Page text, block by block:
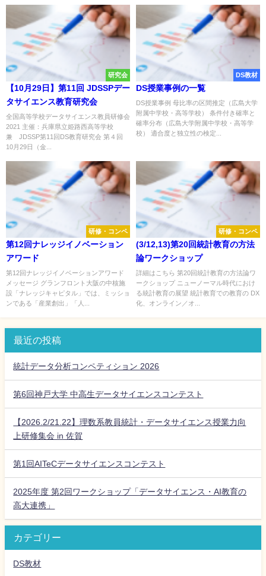
研究会
【10月29日】第11回 JDSSPデー
タサイエンス教育研究会
全国高等学校データサイエンス教員研修会
2021 主催：兵庫県立姫路西高等学校
兼 JDSSP第11回DS教育研究会 第４回
10月29日（金...
DS教材
DS授業事例の一覧
DS授業事例 母比率の区間推定（広島大学
附属中学校・高等学校） 条件付き確率と
確率分布（広島大学附属中学校・高等学
校） 適合度と独立性の検定...
研修・コンペ
第12回ナレッジイノベーション
アワード
第12回ナレッジイノベーションアワード
メッセージ グランフロント大阪の中核施
設「ナレッジキャピタル」では、ミッショ
ンである「産業創出」「人...
研修・コンペ
(3/12,13)第20回統計教育の方法
論ワークショップ
詳細はこちら 第20回統計教育の方法論ワ
ークショップ ニューノーマル時代におけ
る統計教育の展望 統計教育での教育の DX
化、オンライン／オ...
最近の投稿
統計データ分析コンペティション 2026
第6回神戸大学 中高生データサイエンスコンテスト
【2026.2/21.22】理数系教員統計・データサイエンス授業力向
上研修集会 in 佐賀
第1回AITeCデータサイエンスコンテスト
2025年度 第2回ワークショップ「データサイエンス・AI教育の
高大連携」
カテゴリー
DS教材